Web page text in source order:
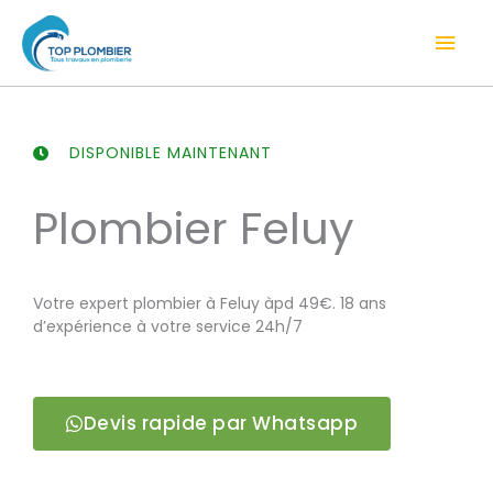
contenu
DISPONIBLE MAINTENANT
Plombier Feluy
Votre expert plombier à Feluy àpd 49€. 18 ans
d’expérience à votre service 24h/7
Devis rapide par Whatsapp